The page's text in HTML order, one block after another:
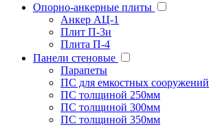
Опорно-анкерные плиты
Анкер АЦ-1
Плит П-3и
Плита П-4
Панели стеновые
Парапеты
ПС для емкостных сооружений
ПС толщиной 250мм
ПС толщиной 300мм
ПС толщиной 350мм